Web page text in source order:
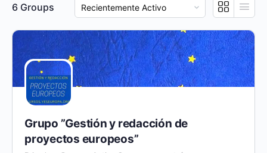
6 Groups
Ordenar
por:
Grupo ”Gestión y redacción de
proyectos europeos”